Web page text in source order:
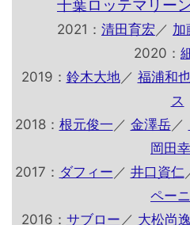
千葉ロッテマリー
2021： 清田育宏 ／ 加
2020：
2019： 鈴木大地／ 福浦和
ス
2018： 根元俊一 ／ 金澤岳／
岡田
2017： ダフィー ／ 井口資仁
ペー
2016： サブロー ／ 大松尚逸